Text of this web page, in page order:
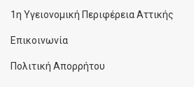
1η Υγειονομική Περιφέρεια Αττικής
Επικοινωνία
Πολιτική Απορρήτου